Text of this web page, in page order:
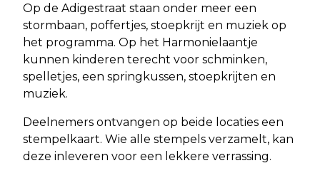
Op de Adigestraat staan onder meer een
stormbaan, poffertjes, stoepkrijt en muziek op
het programma. Op het Harmonielaantje
kunnen kinderen terecht voor schminken,
spelletjes, een springkussen, stoepkrijten en
muziek.
Deelnemers ontvangen op beide locaties een
stempelkaart. Wie alle stempels verzamelt, kan
deze inleveren voor een lekkere verrassing.